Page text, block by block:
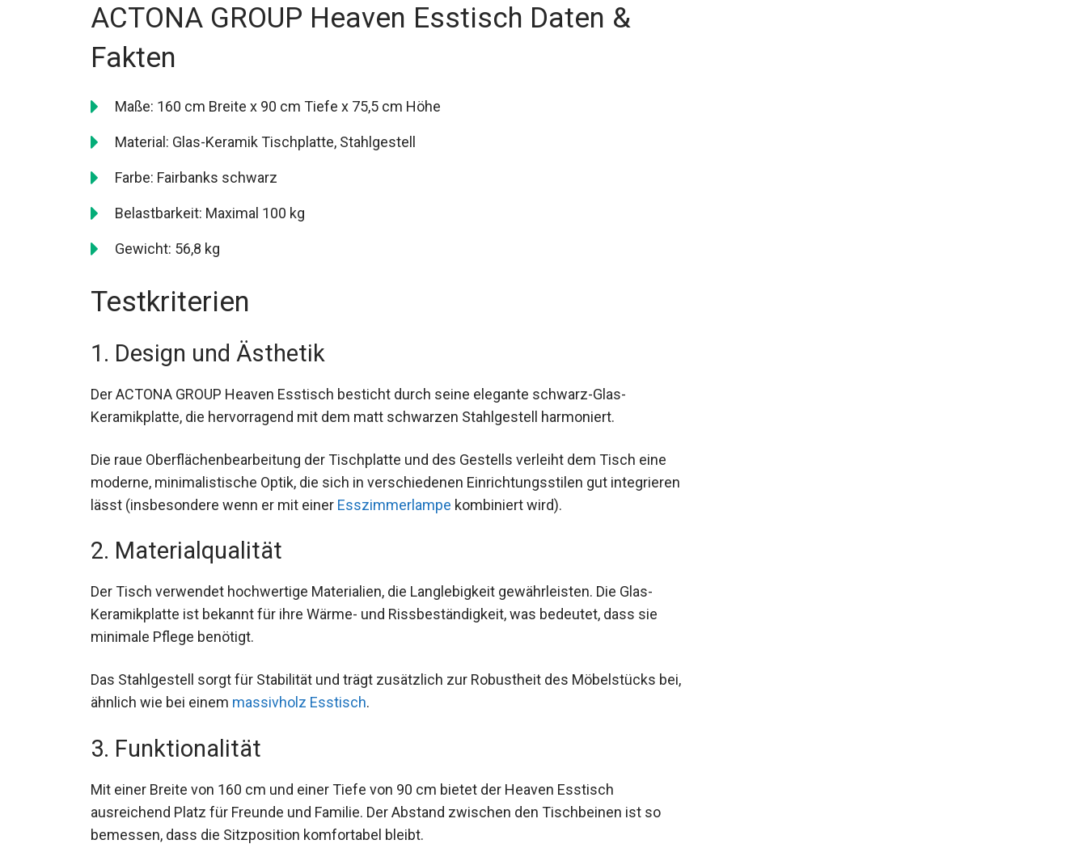
ACTONA GROUP Heaven Esstisch Daten &
Fakten
Maße: 160 cm Breite x 90 cm Tiefe x 75,5 cm Höhe
Material: Glas-Keramik Tischplatte, Stahlgestell
Farbe: Fairbanks schwarz
Belastbarkeit: Maximal 100 kg
Gewicht: 56,8 kg
Testkriterien
1. Design und Ästhetik
Der ACTONA GROUP Heaven Esstisch besticht durch seine elegante schwarz-Glas-
Keramikplatte, die hervorragend mit dem matt schwarzen Stahlgestell harmoniert.
Die raue Oberflächenbearbeitung der Tischplatte und des Gestells verleiht dem Tisch eine
moderne, minimalistische Optik, die sich in verschiedenen Einrichtungsstilen gut integrieren
lässt (insbesondere wenn er mit einer Esszimmerlampe kombiniert wird).
2. Materialqualität
Der Tisch verwendet hochwertige Materialien, die Langlebigkeit gewährleisten. Die Glas-
Keramikplatte ist bekannt für ihre Wärme- und Rissbeständigkeit, was bedeutet, dass sie
minimale Pflege benötigt.
Das Stahlgestell sorgt für Stabilität und trägt zusätzlich zur Robustheit des Möbelstücks bei,
ähnlich wie bei einem massivholz Esstisch.
3. Funktionalität
Mit einer Breite von 160 cm und einer Tiefe von 90 cm bietet der Heaven Esstisch
ausreichend Platz für Freunde und Familie. Der Abstand zwischen den Tischbeinen ist so
bemessen, dass die Sitzposition komfortabel bleibt.